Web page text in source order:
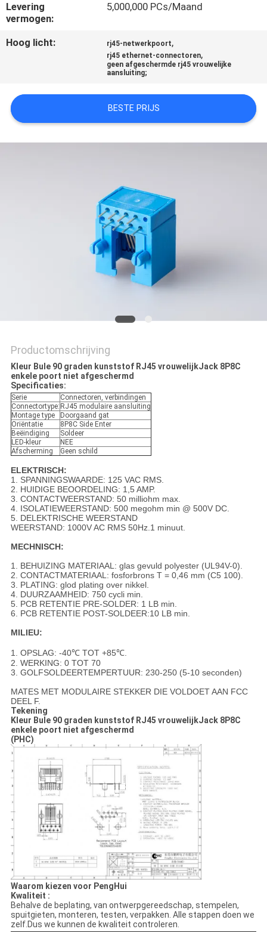
PRIVACY
POLICY
Levering
vermogen:
5,000,000 PCs/Maand
Hoog licht: rj45-netwerkpoort,
rj45 ethernet-connectoren,
geen afgeschermde rj45 vrouwelijke
aansluiting;
BESTE PRIJS
Productomschrijving
Kleur Bule 90 graden kunststof RJ45 vrouwelijkJack 8P8C
enkele poort niet afgeschermd
Specificaties:
Serie
Connectoren, verbindingen
Connectortype: RJ45 modulaire aansluiting
Montage type
Doorgaand gat
Oriëntatie
8P8C Side Enter
Beëindiging
Soldeer
LED-kleur
NEE
Afscherming
Geen schild
ELEKTRISCH:
1. SPANNINGSWAARDE: 125 VAC RMS.
2. HUIDIGE BEOORDELING: 1,5 AMP.
3. CONTACTWEERSTAND: 50 milliohm max.
4. ISOLATIEWEERSTAND: 500 megohm min @ 500V DC.
5. DELEKTRISCHE WEERSTAND
WEERSTAND: 1000V AC RMS 50Hz.1 minuut.
MECHNISCH:
1. BEHUIZING MATERIAAL: glas gevuld polyester (UL94V-0).
2. CONTACTMATERIAAL: fosforbrons T = 0,46 mm (C5 100).
3. PLATING: glod plating over nikkel.
4. DUURZAAMHEID: 750 cycli min.
5. PCB RETENTIE PRE-SOLDER: 1 LB min.
6. PCB RETENTIE POST-SOLDEER:10 LB min.
MILIEU:
1. OPSLAG: -40℃ TOT +85℃.
2. WERKING: 0 TOT 70
3. GOLFSOLDEERTEMPERTUUR: 230-250 (5-10 seconden)
MATES MET MODULAIRE STEKKER DIE VOLDOET AAN FCC
DEEL F.
Tekening
Kleur Bule 90 graden kunststof RJ45 vrouwelijkJack 8P8C
enkele poort niet afgeschermd
(PHC)
Waarom kiezen voor PengHui
Kwaliteit :
Behalve de beplating, van ontwerpgereedschap, stempelen,
spuitgieten, monteren, testen, verpakken. Alle stappen doen we
zelf.Dus we kunnen de kwaliteit controleren.